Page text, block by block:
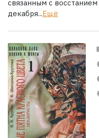
связанным с
декабря...Ещё